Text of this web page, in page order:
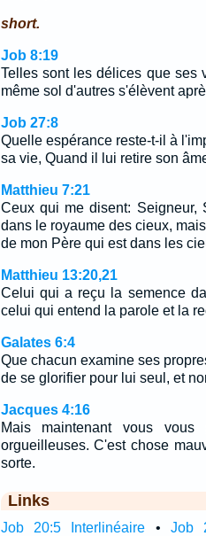
short.
Job 8:19
Telles sont les délices que ses
même sol d'autres s'élèvent
Job 27:8
Quelle espérance reste-t-il à
sa vie, Quand il lui retire son
Matthieu 7:21
Ceux qui me disent: Seigneur,
dans le royaume des cieux,
de mon Père qui est dans les
Matthieu 13:20,21
Celui qui a reçu la semence
celui qui entend la parole et la
Galates 6:4
Que chacun examine ses
de se glorifier pour lui seul, et
Jacques 4:16
Mais maintenant vous
orgueilleuses. C'est chose
sorte.
Links
Job 20:5 Interlinéaire •Job